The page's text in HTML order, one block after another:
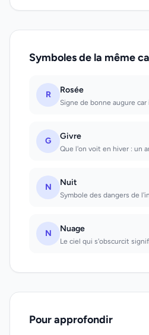
Symboles de la même
R Rosée
G Givre
Que l'on voit en hiver : un
N Nuit
N Nuage
Pour approfondir